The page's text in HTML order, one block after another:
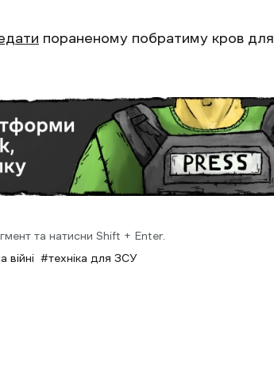
пораненому побратиму кров для
та натисни Shift + Enter.
війні техніка для ЗСУ